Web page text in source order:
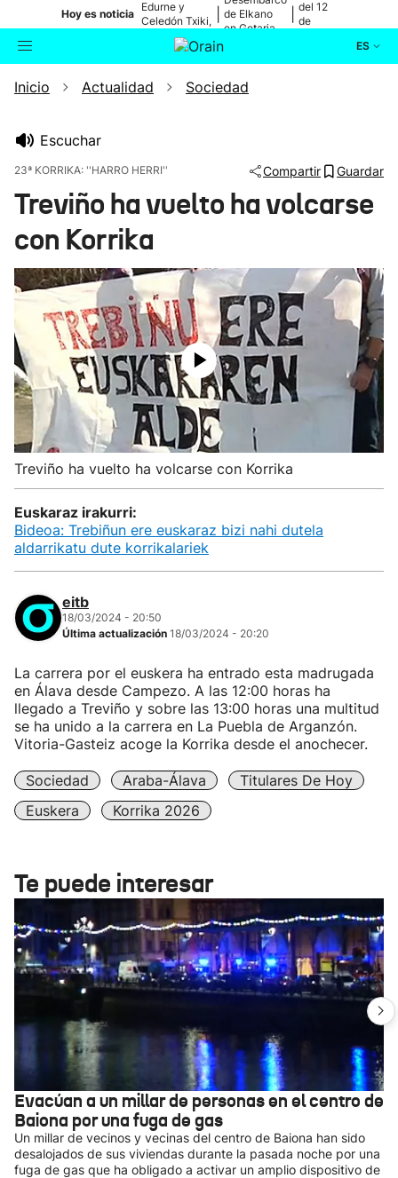
Hoy es noticia
Edurne y
Celedón Txiki,
en directo
de Elkano
en Getaria
del 12
de
ES
Buscador Actualidad
Eguraldia
Inicio Actualidad Sociedad
Escuchar
23ª KORRIKA: ''HARRO HERRI'' Compartir Guardar
Treviño ha vuelto ha volcarse
con Korrika
Treviño ha vuelto ha volcarse con Korrika
Euskaraz irakurri:
Bideoa: Trebiñun ere euskaraz bizi nahi dutela
aldarrikatu dute korrikalariek
eitb
18/03/2024 - 20:50
Última actualización 18/03/2024 - 20:20
La carrera por el euskera ha entrado esta madrugada
en Álava desde Campezo. A las 12:00 horas ha
llegado a Treviño y sobre las 13:00 horas una multitud
se ha unido a la carrera en La Puebla de Arganzón.
Vitoria-Gasteiz acoge la Korrika desde el anochecer.
Sociedad Araba-Álava
Titulares De Hoy
Euskera
Korrika 2026
Te puede interesar
Evacúan a un millar de personas en el centro de
Baiona por una fuga de gas
Un millar de vecinos y vecinas del centro de Baiona han sido
desalojados de sus viviendas durante la pasada noche por una
fuga de gas que ha obligado a activar un amplio dispositivo de